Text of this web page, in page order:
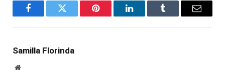
FacebookTwitter Pinterest LinkedInTumblr
E-
Samilla Florinda
Site